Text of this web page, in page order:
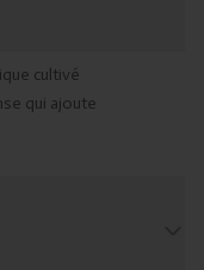
cultivé
qui ajoute